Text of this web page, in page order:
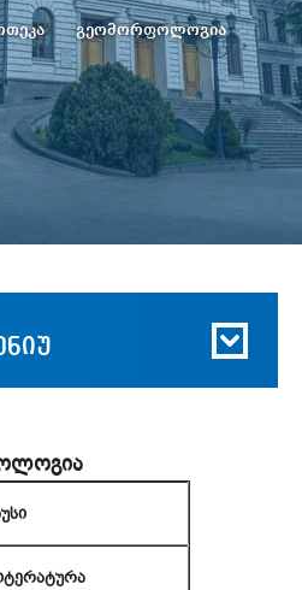
გეომორფოლოგია